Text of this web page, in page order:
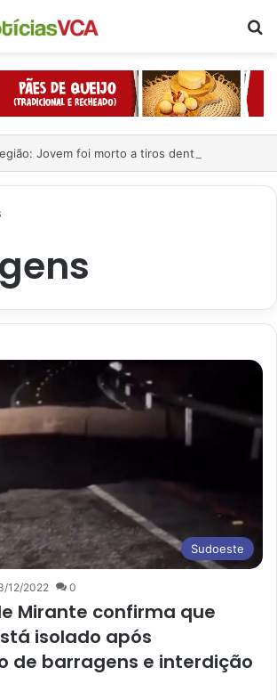
Sudoeste
12/2022 0
Mirante confirma que
isolado após
de barragens e interdição